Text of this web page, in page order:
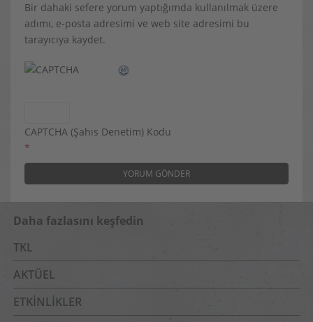
Bir dahaki sefere yorum yaptığımda kullanılmak üzere
adımı, e-posta adresimi ve web site adresimi bu
tarayıcıya kaydet.
CAPTCHA (Şahıs Denetim) Kodu
*
Daha fazlasını keşfedin
TKL
AKTÜEL
ETKINLIKLER